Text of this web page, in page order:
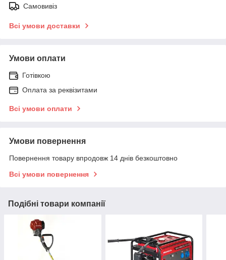
Самовивіз
Всі умови доставки
Умови оплати
Готівкою
Оплата за реквізитами
Всі умови оплати
Умови повернення
Повернення товару впродовж 14 днів безкоштовно
Всі умови повернення
Подібні товари компанії